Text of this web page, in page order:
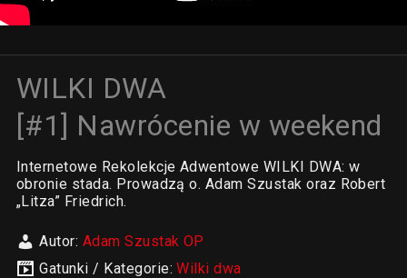
WILKI DWA
[#1] Nawrócenie w weekend
Internetowe Rekolekcje Adwentowe WILKI DWA: w
obronie stada. Prowadzą o. Adam Szustak oraz Robert
„Litza” Friedrich.
Autor: Adam Szustak OP
Gatunki / Kategorie:Wilki dwa